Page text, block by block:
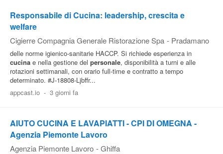
Responsabile di Cucina: leadership, crescita e
welfare
Cigierre Compagnia Generale Ristorazione Spa - Pradamano
delle norme igienico-sanitarie HACCP. Si richiede esperienza in
cucina e nella gestione del personale, disponibilità a turni e alle
rotazioni settimanali, con orario full-time e contratto a tempo
determinato. #J-18808-Ljbffr...
appcast.io - 3 giorni fa
AIUTO CUCINA E LAVAPIATTI - CPI DI OMEGNA -
Agenzia Piemonte Lavoro
Agenzia Piemonte Lavoro - Ghiffa